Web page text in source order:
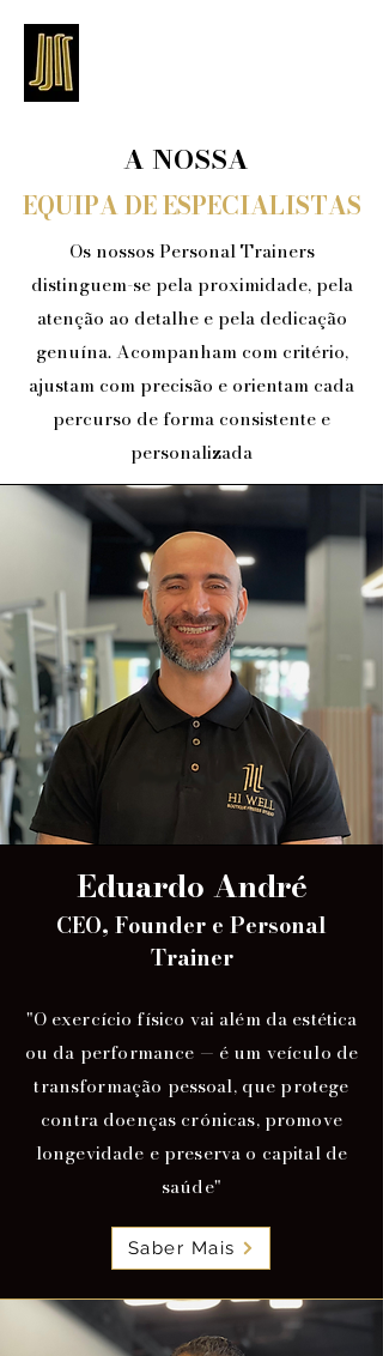
A NOSSA
EQUIPA DE ESPECIALISTAS
Os nossos Personal Trainers
distinguem-se pela proximidade, pela
atenção ao detalhe e pela dedicação
genuína. Acompanham com critério,
ajustam com precisão e orientam cada
percurso de forma consistente e
personalizada
Eduardo André
CEO, Founder e Personal
Trainer
"O exercício físico vai além da estética
ou da performance — é um veículo de
transformação pessoal, que protege
contra doenças crónicas, promove
longevidade e preserva o capital de
saúde"
Saber Mais